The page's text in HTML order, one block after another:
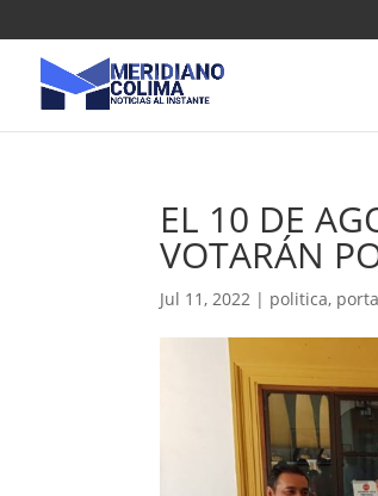
EL 10 DE
VOTARÁN
Jul 11, 2022 | politica,